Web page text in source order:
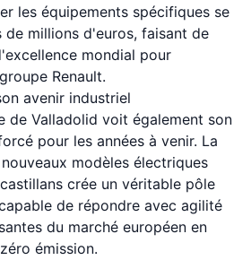
les équipements spécifiques se
millions d'euros, faisant de
mondial pour
Renault.
avenir industriel
de Valladolid voit également son
pour les années à venir. La
modèles électriques
crée un véritable pôle
de répondre avec agilité
du marché européen en
émission.